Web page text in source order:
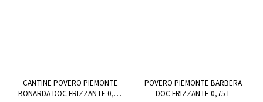
CANTINE POVERO PIEMONTE
BONARDA DOC FRIZZANTE 0,75
POVERO PIEMONTE BARBERA
DOC FRIZZANTE 0,75 L